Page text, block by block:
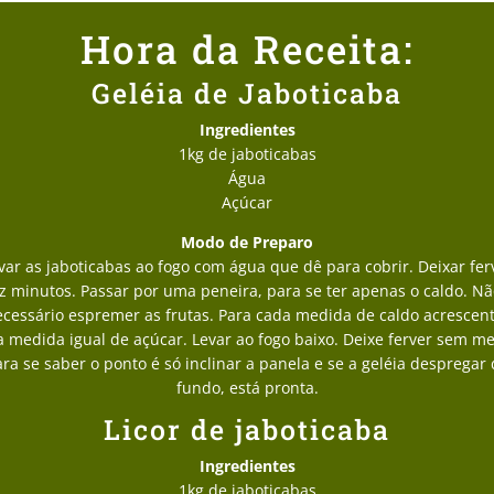
Hora da Receita:
Geléia de Jaboticaba
Ingredientes
1kg de jaboticabas
Água
Açúcar
Modo de Preparo
as jaboticabas ao fogo com água que dê para cobrir. Deixar
minutos. Passar por uma peneira, para se ter apenas o caldo.
espremer as frutas. Para cada medida de caldo
medida igual de açúcar. Levar ao fogo baixo. Deixe ferver sem
se saber o ponto é só inclinar a panela e se a geléia despregar
fundo, está pronta.
Licor de jaboticaba
Ingredientes